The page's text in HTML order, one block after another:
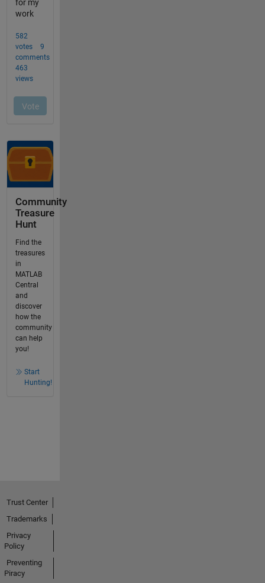
Community
Treasure
Hunt
Find the
treasures
in
MATLAB
Central
and
discover
how the
community
can help
you!
Start
Hunting!
Trust Center
Trademarks
Privacy
Policy
Preventing
Piracy